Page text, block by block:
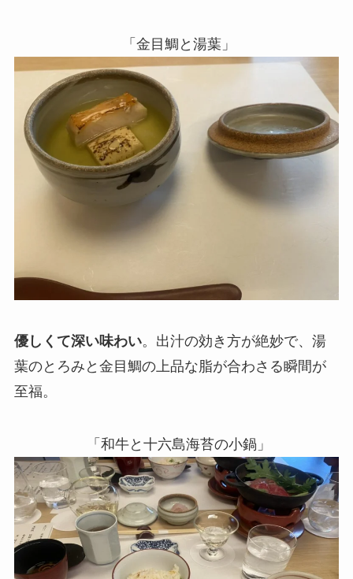
「金目鯛と湯葉」
優しくて深い味わい。出汁の効き方が絶妙で、湯
葉のとろみと金目鯛の上品な脂が合わさる瞬間が
至福。
「和牛と十六島海苔の小鍋」